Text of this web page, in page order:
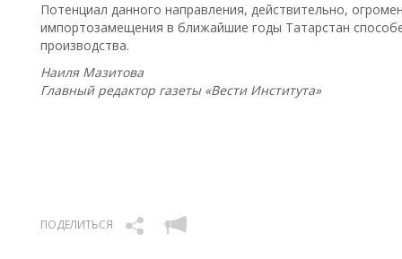
Потенциал данного направления, действительно,
импортозамещения в ближайшие годы Татарстан
производства.
Наиля Мазитова
Главный редактор газеты «Вести Института»
ПОДЕЛИТЬСЯ